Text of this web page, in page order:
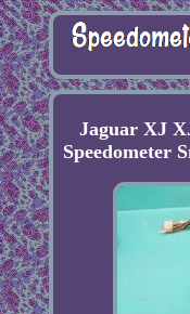
Jaguar XJ
Speedometer